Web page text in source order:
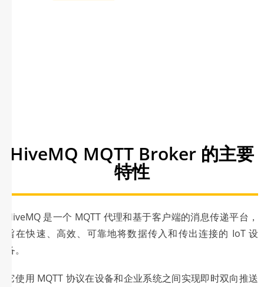
HiveMQ MQTT Broker 的主要
特性
HiveMQ 是一个 MQTT 代理和基于客户端的消息传递平台，
旨在快速、高效、可靠地将数据传入和传出连接的 IoT 设
备。
它使用 MQTT 协议在设备和企业系统之间实现即时双向推送